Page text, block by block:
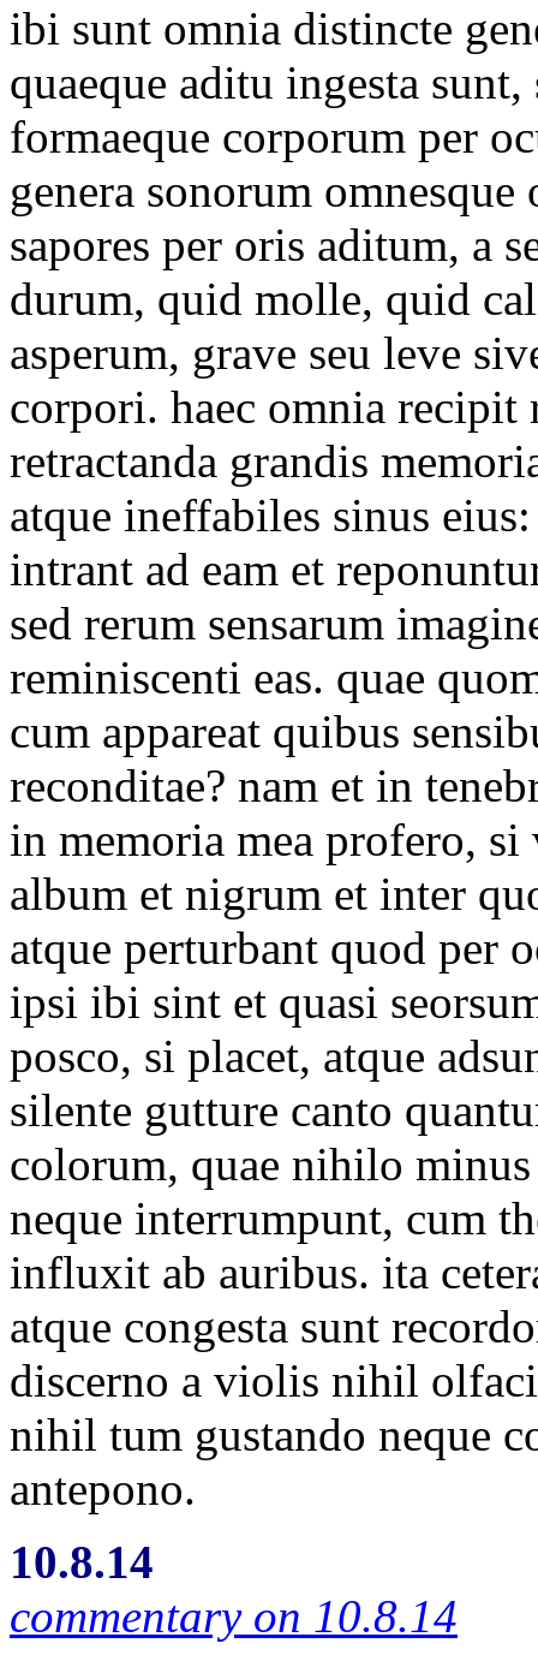
ibi sunt omnia distincte
quaeque aditu ingesta
formaeque corporum per
genera sonorum
sapores per oris aditum, a
durum, quid molle, quid
asperum, grave seu leve
corpori. haec omnia recipit
retractanda grandis
atque ineffabiles sinus
intrant ad eam et
sed rerum sensarum
reminiscenti eas. quae
cum appareat quibus
reconditae? nam et in
in memoria mea profero,
album et nigrum et inter
atque perturbant quod per
ipsi ibi sint et quasi
posco, si placet, atque
silente gutture canto
colorum, quae nihilo
neque interrumpunt, cum
influxit ab auribus. ita
atque congesta sunt
discerno a violis nihil
nihil tum gustando neque
antepono.
10.8.14
commentary on 10.8.14